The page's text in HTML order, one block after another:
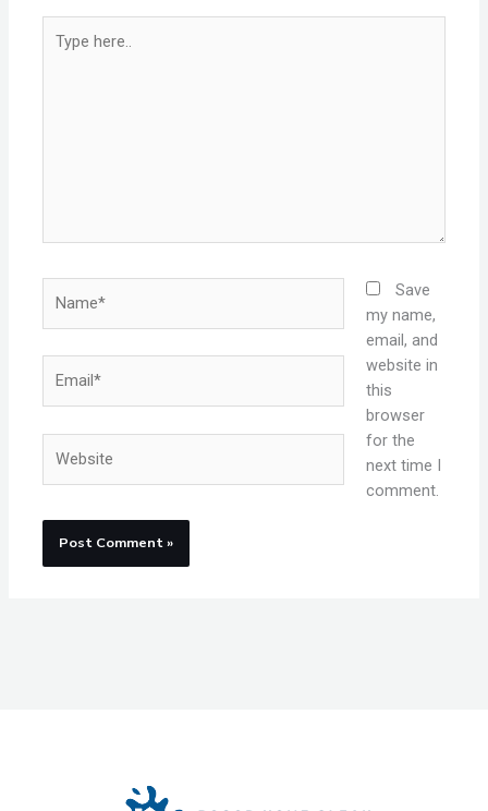
here..
Save
my name,
email, and
website in
this
browser
for the
next time I
comment.